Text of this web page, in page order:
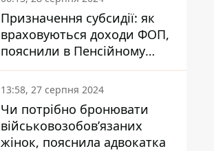
Призначення субсидії: як
враховуються доходи ФОП,
пояснили в Пенсійному
фонді
13:58, 27 серпня 2024
Чи потрібно бронювати
військовозобов’язаних
жінок, пояснила адвокатка